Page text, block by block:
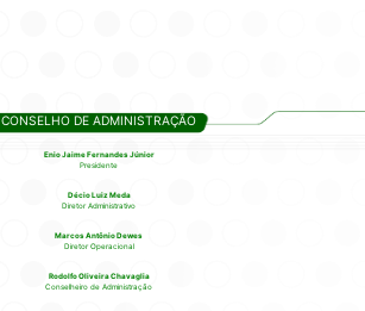
CONSELHO DE ADMINISTRAÇÃO
Enio Jaime Fernandes Júnior
Presidente
Décio Luiz Meda
Diretor Administrativo
Marcos Antônio Dewes
Diretor Operacional
Rodolfo Oliveira Chavaglia
Conselheiro de Administração